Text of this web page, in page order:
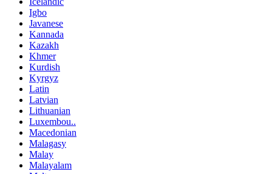
Igbo
Javanese
Kannada
Kazakh
Khmer
Kurdish
Kyrgyz
Latin
Latvian
Lithuanian
Luxembou..
Macedonian
Malagasy
Malay
Malayalam